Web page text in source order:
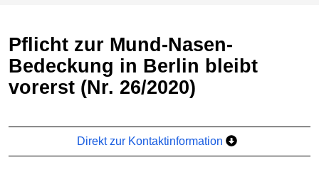
Pflicht zur Mund-Nasen-
Bedeckung in Berlin bleibt
vorerst (Nr. 26/2020)
Direkt zur Kontaktinformation